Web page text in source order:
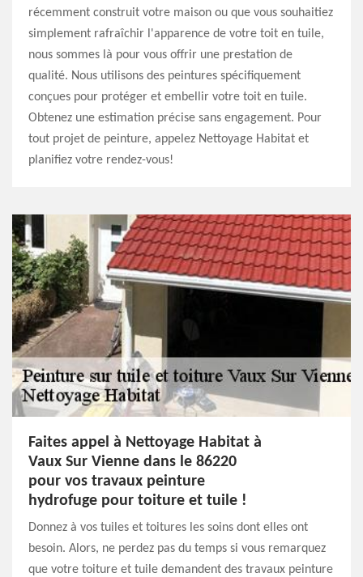
récemment construit votre maison ou que vous souhaitiez
simplement rafraîchir l'apparence de votre toit en tuile,
nous sommes là pour vous offrir une prestation de
qualité. Nous utilisons des peintures spécifiquement
conçues pour protéger et embellir votre toit en tuile.
Obtenez une estimation précise sans engagement. Pour
tout projet de peinture, appelez Nettoyage Habitat et
planifiez votre rendez-vous!
Faites appel à Nettoyage Habitat à
Vaux Sur Vienne dans le 86220
pour vos travaux peinture
hydrofuge pour toiture et tuile !
Donnez à vos tuiles et toitures les soins dont elles ont
besoin. Alors, ne perdez pas du temps si vous remarquez
que votre toiture et tuile demandent des travaux peinture